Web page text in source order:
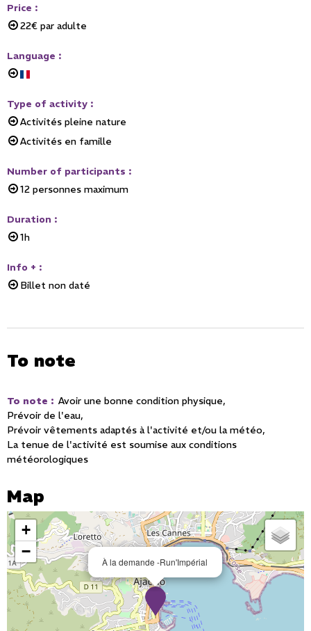
Price :
22€ par adulte
Language :
Type of activity :
Activités pleine nature
Activités en famille
Number of participants :
12 personnes maximum
Duration :
1h
Info + :
Billet non daté
To note
To note : Avoir une bonne condition physique
Prévoir de l'eau
Prévoir vêtements adaptés à l'activité et/ou la météo
La tenue de l'activité est soumise aux conditions
météorologiques
Map
À la demande -Run'Impérial
+
−